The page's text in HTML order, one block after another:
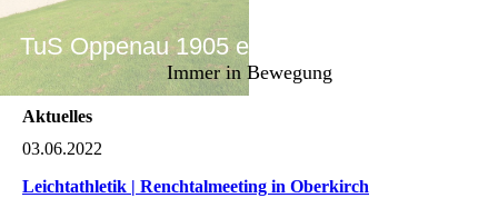
TuS Oppenau 1905 e.V. - Abteilung Turnen
Immer in Bewegung
Aktuelles
03.06.2022
Leichtathletik | Renchtalmeeting in Oberkirch